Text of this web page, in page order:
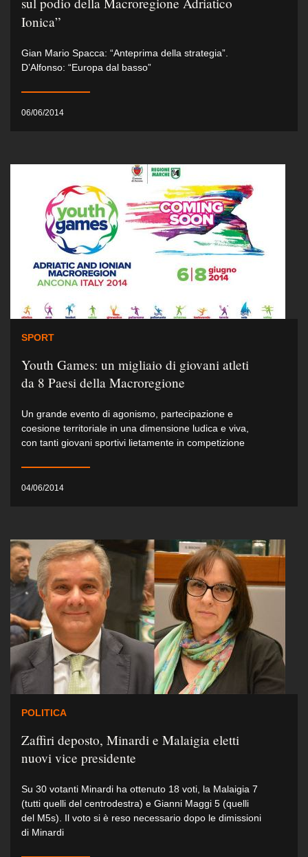
sul podio della Macroregione Adriatico
Ionica”
Gian Mario Spacca: “Anteprima della strategia”.
D’Alfonso: “Europa dal basso”
06/06/2014
SPORT
Youth Games: un migliaio di giovani atleti
da 8 Paesi della Macroregione
Un grande evento di agonismo, partecipazione e
coesione territoriale in una dimensione ludica e viva,
con tanti giovani sportivi lietamente in competizione
04/06/2014
POLITICA
Zaffiri deposto, Minardi e Malaigia eletti
nuovi vice presidente
Su 30 votanti Minardi ha ottenuto 18 voti, la Malaigia 7
(tutti quelli del centrodestra) e Gianni Maggi 5 (quelli
del M5s). Il voto si è reso necessario dopo le dimissioni
di Minardi